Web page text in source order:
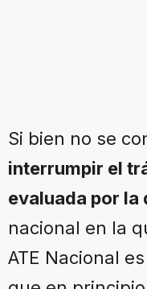
Si bien no se
interrumpir el
evaluada por
nacional en la
ATE Nacional